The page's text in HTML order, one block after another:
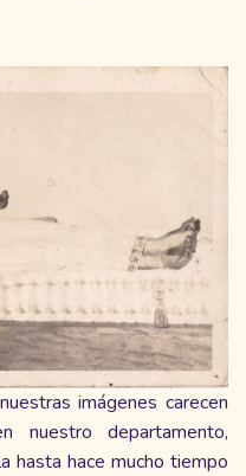
imágenes carecen
nuestro departamento,
hasta hace mucho tiempo